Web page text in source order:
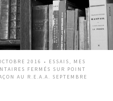
2016 • ESSAIS , MES
FERMÉS SUR POINT
AU R.E.A.A. SEPTEMBRE